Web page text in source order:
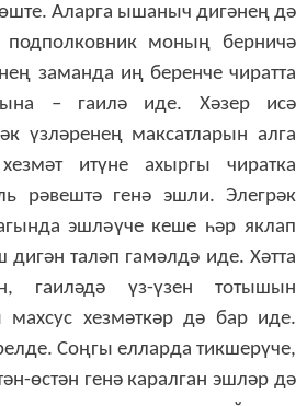
Аларга ышаныч дигәнең дә
моның берничә
заманда иң беренче чиратта
– гаилә иде. Хәзер исә
үзләренең максатларын алга
итүне ахыргы чиратка
рәвештә генә эшли. Элегрәк
эшләүче кеше һәр яклап
дигән таләп гамәлдә иде. Хәтта
гаиләдә үз-үзен тотышын
махсус хезмәткәр дә бар иде.
Соңгы елларда тикшерүче,
өстән генә каралган эшләр дә